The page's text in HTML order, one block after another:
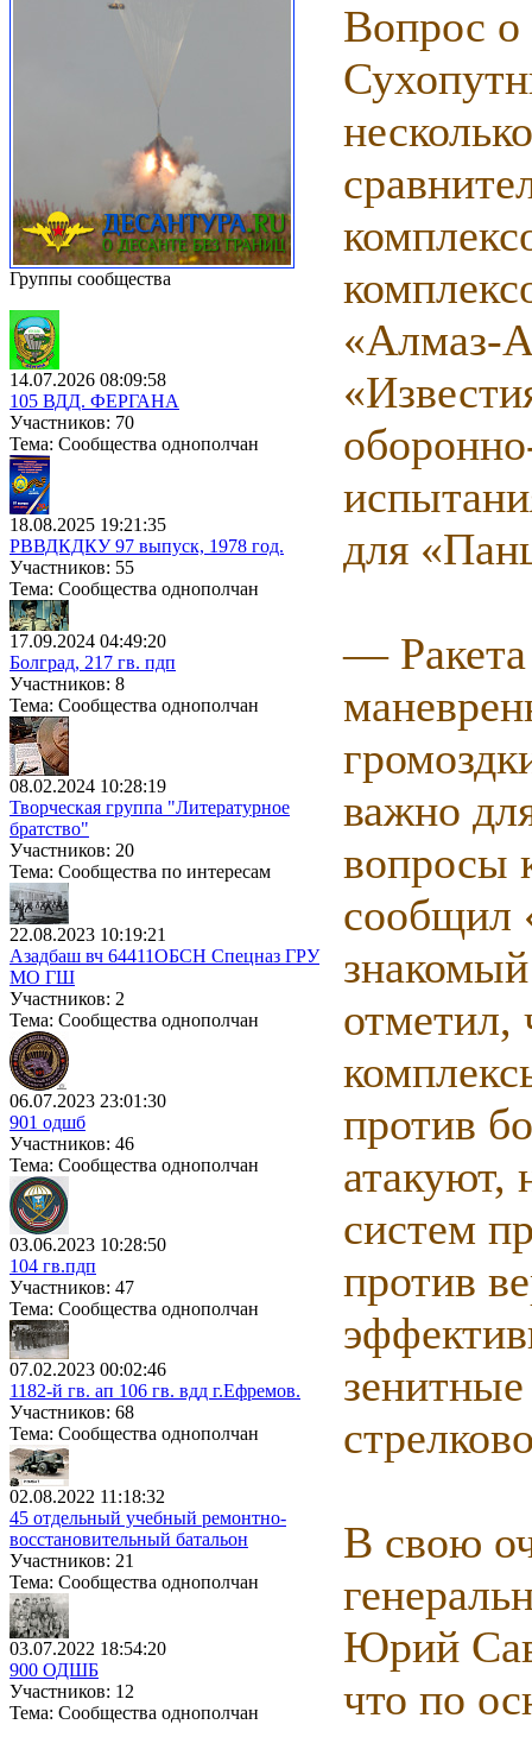
Группы сообщества
14.07.2026 08:09:58
105 ВДД. ФЕРГАНА
Участников: 70
Тема: Сообщества однополчан
18.08.2025 19:21:35
РВВДКДКУ 97 выпуск, 1978 год.
Участников: 55
Тема: Сообщества однополчан
17.09.2024 04:49:20
Болград, 217 гв. пдп
Участников: 8
Тема: Сообщества однополчан
08.02.2024 10:28:19
Творческая группа "Литературное
братство"
Участников: 20
Тема: Сообщества по интересам
22.08.2023 10:19:21
Азадбаш вч 64411ОБСН Спецназ ГРУ
МО ГШ
Участников: 2
Тема: Сообщества однополчан
06.07.2023 23:01:30
901 одшб
Участников: 46
Тема: Сообщества однополчан
03.06.2023 10:28:50
104 гв.пдп
Участников: 47
Тема: Сообщества однополчан
07.02.2023 00:02:46
1182-й гв. ап 106 гв. вдд г.Ефремов.
Участников: 68
Тема: Сообщества однополчан
02.08.2022 11:18:32
45 отдельный учебный ремонтно-
восстановительный батальон
Участников: 21
Тема: Сообщества однополчан
03.07.2022 18:54:20
900 ОДШБ
Участников: 12
Тема: Сообщества однополчан
Вопрос о
«Алмаз-
для
— Ракета
важно
вопросы
сообщил
отметил,
против
атакуют,
систем
против
В свою
Юрий
что по